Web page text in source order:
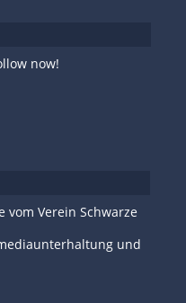
now!
vom Verein Schwarze
und